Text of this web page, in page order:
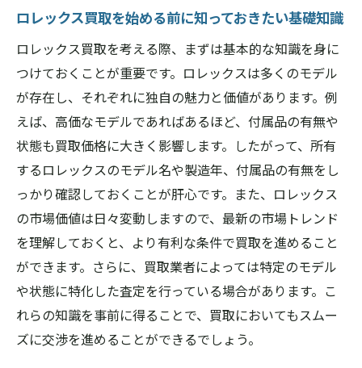
向
高価買取を実現するための交渉術
ロレックス買取の流れ橿原市で高価買取を実現
する方法
査定から成約までの買取プロセスを徹底解
説
買取価格を最大化するための具体的なステ
ップ
橿原市でのロレックス買取における交渉ポ
イント
査定額に影響を与える要素とは
高値で売るためのタイミングの見極め方
店舗選びに失敗しないためのアドバイス
ロレックス買取を始める前に知っておきたい基礎知識
ロレックス買取を考える際、まずは基本的な知識を身に
つけておくことが重要です。ロレックスは多くのモデル
が存在し、それぞれに独自の魅力と価値があります。例
えば、高価なモデルであればあるほど、付属品の有無や
状態も買取価格に大きく影響します。したがって、所有
するロレックスのモデル名や製造年、付属品の有無をし
っかり確認しておくことが肝心です。また、ロレックス
の市場価値は日々変動しますので、最新の市場トレンド
を理解しておくと、より有利な条件で買取を進めること
ができます。さらに、買取業者によっては特定のモデル
や状態に特化した査定を行っている場合があります。こ
れらの知識を事前に得ることで、買取においてもスムー
ズに交渉を進めることができるでしょう。